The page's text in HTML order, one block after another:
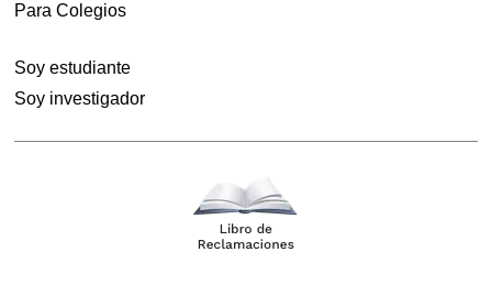
Para Colegios
Soy estudiante
Soy investigador